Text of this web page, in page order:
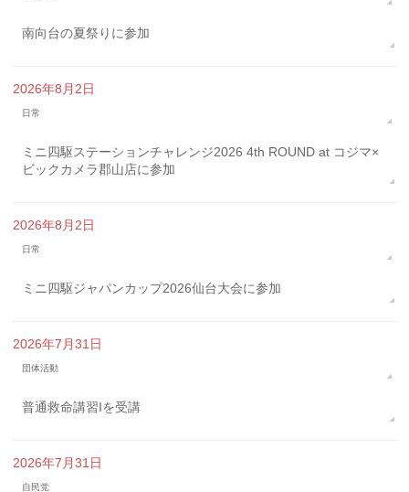
南向台の夏祭りに参加
2026年8月2日
日常
ミニ四駆ステーションチャレンジ2026 4th ROUND at コジマ×
ビックカメラ郡山店に参加
2026年8月2日
日常
ミニ四駆ジャパンカップ2026仙台大会に参加
2026年7月31日
団体活動
普通救命講習Iを受講
2026年7月31日
自民党